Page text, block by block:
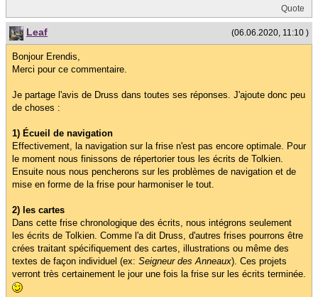
Quote
(06.06.2020, 11:10 )
Leaf
Bonjour Erendis,
Merci pour ce commentaire.
Je partage l'avis de Druss dans toutes ses réponses. J'ajoute donc peu
de choses :
1) Écueil de navigation
Effectivement, la navigation sur la frise n'est pas encore optimale. Pour
le moment nous finissons de répertorier tous les écrits de Tolkien.
Ensuite nous nous pencherons sur les problèmes de navigation et de
mise en forme de la frise pour harmoniser le tout.
2) les cartes
Dans cette frise chronologique des écrits, nous intégrons seulement
les écrits de Tolkien. Comme l'a dit Druss, d'autres frises pourrons être
crées traitant spécifiquement des cartes, illustrations ou même des
textes de façon individuel (ex: Seigneur des Anneaux). Ces projets
verront très certainement le jour une fois la frise sur les écrits terminée.